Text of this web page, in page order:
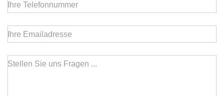
Ihre Telefonnummer
Ihre Emailadresse
Stellen Sie uns Fragen ...